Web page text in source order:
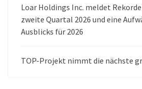
Loar Holdings Inc. meldet
zweite Quartal 2026 und eine
Ausblicks für 2026
TOP-Projekt nimmt die nächste